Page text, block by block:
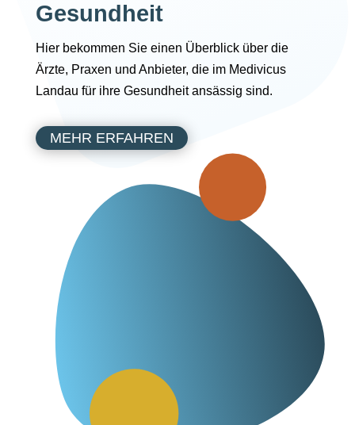
Gesundheit
Hier bekommen Sie einen Überblick über die
Ärzte, Praxen und Anbieter, die im Medivicus
Landau für ihre Gesundheit ansässig sind.
MEHR ERFAHREN